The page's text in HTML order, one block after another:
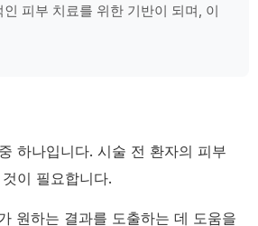
피부 치료를 위한 기반이 되며, 이
하나입니다. 시술 전 환자의 피부
이 필요합니다.
원하는 결과를 도출하는 데 도움을